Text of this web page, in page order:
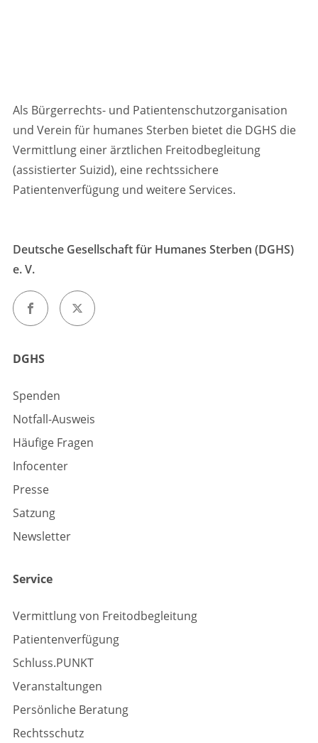
Als Bürgerrechts- und Patientenschutzorganisation
und Verein für humanes Sterben bietet die DGHS die
Vermittlung einer ärztlichen Freitodbegleitung
(assistierter Suizid), eine rechtssichere
Patientenverfügung und weitere Services.
Deutsche Gesellschaft für Humanes Sterben (DGHS)
e. V.
DGHS
Spenden
Notfall-Ausweis
Häufige Fragen
Infocenter
Presse
Satzung
Newsletter
Service
Vermittlung von Freitodbegleitung
Patientenverfügung
Schluss.PUNKT
Veranstaltungen
Persönliche Beratung
Rechtsschutz